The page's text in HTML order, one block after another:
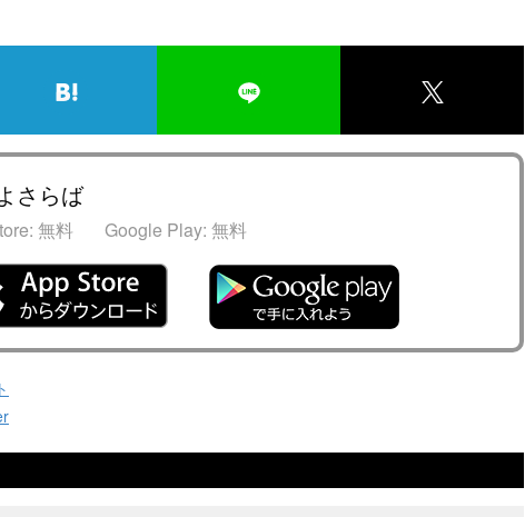
さらば
無料 Google Play: 無料